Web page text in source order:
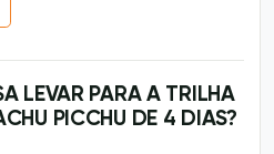
LEVAR PARA A TRILHA
PICCHU DE 4 DIAS?